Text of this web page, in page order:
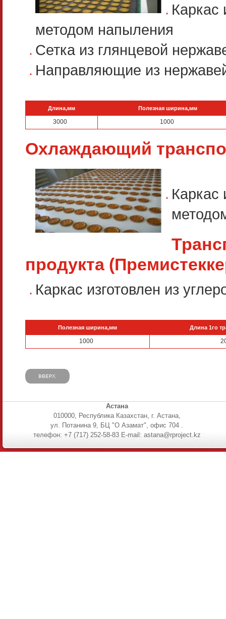
Каркас
методом напыления
Сетка из глянцевой
Направляющие из
Длина,мм Полезная ширина,мм
3000 1000
Охлаждающий
Каркас
продукта
Каркас изготовлен из
Полезная ширина,мм Длина 1го
1000
Астана
010000, Республика Казахстан, г. Астана,
ул. Потанина 9, БЦ "О Азамат", офис 704 .
телефон: +7 (717) 252-58-83 E-mail: astana@rproject.kz